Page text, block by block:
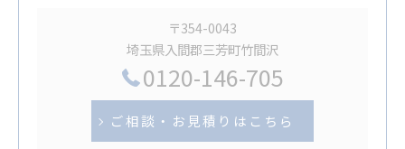
〒354-0043
埼玉県入間郡三芳町竹間沢
0120-146-705
ご相談・お見積りはこちら